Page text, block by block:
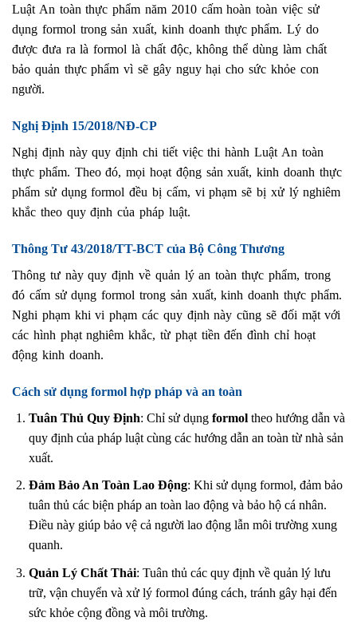
Luật An toàn thực phẩm năm 2010 cấm hoàn toàn việc sử
dụng formol trong sản xuất, kinh doanh thực phẩm. Lý do
được đưa ra là formol là chất độc, không thể dùng làm chất
bảo quản thực phẩm vì sẽ gây nguy hại cho sức khỏe con
người.
Nghị Định 15/2018/NĐ-CP
Nghị định này quy định chi tiết việc thi hành Luật An toàn
thực phẩm. Theo đó, mọi hoạt động sản xuất, kinh doanh thực
phẩm sử dụng formol đều bị cấm, vi phạm sẽ bị xử lý nghiêm
khắc theo quy định của pháp luật.
Thông Tư 43/2018/TT-BCT của Bộ Công Thương
Thông tư này quy định về quản lý an toàn thực phẩm, trong
đó cấm sử dụng formol trong sản xuất, kinh doanh thực phẩm.
Nghi phạm khi vi phạm các quy định này cũng sẽ đối mặt với
các hình phạt nghiêm khắc, từ phạt tiền đến đình chỉ hoạt
động kinh doanh.
Cách sử dụng formol hợp pháp và an toàn
Tuân Thủ Quy Định: Chỉ sử dụng formoltheo hướng dẫn và
quy định của pháp luật cùng các hướng dẫn an toàn từ nhà sản
xuất.
Đảm Bảo An Toàn Lao Động: Khi sử dụng formol, đảm bảo
tuân thủ các biện pháp an toàn lao động và bảo hộ cá nhân.
Điều này giúp bảo vệ cả người lao động lẫn môi trường xung
quanh.
Quản Lý Chất Thải: Tuân thủ các quy định về quản lý lưu
trữ, vận chuyển và xử lý formol đúng cách, tránh gây hại đến
sức khỏe cộng đồng và môi trường.